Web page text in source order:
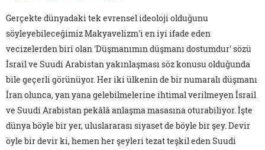
Gerçekte dünyadaki tek evrensel ideoloji olduğunu
söyleyebileceğimiz Makyavelizm'i en iyi ifade eden
vecizelerden biri olan 'Düşmanımın düşmanı dostumdur' sözü
İsrail ve Suudi Arabistan yakınlaşması söz konusu olduğunda
bile geçerli görünüyor. Her iki ülkenin de bir numaralı düşmanı
İran olunca, yan yana gelebilmelerine ihtimal verilmeyen İsrail
ve Suudi Arabistan pekâlâ anlaşma masasına oturabiliyor. İşte
dünya böyle bir yer, uluslararası siyaset de böyle bir şey. Devir
öyle bir devir ki, hemen her şeyleri tezat teşkil eden Suudi